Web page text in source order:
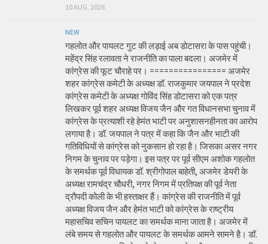
10 AUG, 2026
NEW
गहलोत और पायलट गुट की लड़ाई अब डोटासरा के पास पहुंची।
महेंद्र सिंह रलावता ने राजनीति का पाला बदला। अजमेर में
कांग्रेस की फूट चौराहे पर। ================ अजमेर
शहर कांग्रेस कमेटी के अध्यक्ष डॉ. राजकुमार जयपाल ने प्रदेश
कांग्रेस कमेटी के अध्यक्ष गोविंद सिंह डोटासरा को एक पत्र
लिखकर पूर्व शहर अध्यक्ष विजय जैन और गत विधानसभा चुनाव में
कांग्रेस के प्रत्याशी रहे हेमंत भाटी पर अनुशासनहीनता का आरोप
लगाया है। डॉ. जयपाल ने पत्र में कहा कि जैन और भाटी की
गतिविधियों से कांग्रेस को नुकसान हो रहा है। जिसका असर नगर
निगम के चुनाव पर पड़ेगा। इस पत्र पर पूर्व सीएम अशोक गहलोत
के समर्थक पूर्व विधायक डॉ. श्रीगोपाल बाहेती, अजमेर डेयरी के
अध्यक्ष रामचंद्र चौधरी, नगर निगम में प्रतिपक्ष की पूर्व नेता
द्रौपदी कोली के भी हस्ताक्षर हैं। कांग्रेस की राजनीति में पूर्व
अध्यक्ष विजय जैन और हेमंत भाटी को कांग्रेस के राष्ट्रीय
महासचिव सचिन पायलट का समर्थक माना जाता है। अजमेर में
लंबे समय से गहलोत और पायलट के समर्थक आमने सामने है। डॉ.